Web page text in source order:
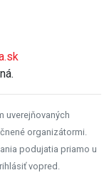
uverejňovaných
organizátormi.
podujatia priamo u
vopred.